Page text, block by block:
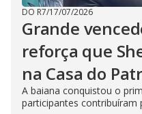
DO R7/17/07/2026
Grande
reforça que
na Casa do
A baiana conquistou o
participantes contribuíram